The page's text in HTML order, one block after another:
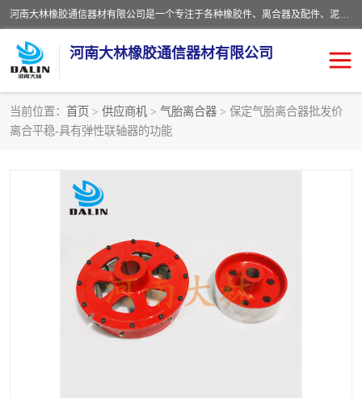
河南大林橡胶通信器材有限公司是一个专注于各种橡胶件、离合器及配件、泥浆泵及配件等产品设计制造和加工的企业。产品应用于矿山、冶金、石油、钢铁、化工、水泥、船舶、造纸、通用机械等各种大功率机械传动或制动装置。
河南大林橡胶通信器材有限公司
当前位置： 首页 > 供应商机 > 气胎离合器 > 保定气胎离合器批发价
离合平稳-具有弹性联轴器的功能
推盘离合器
VC离合器
PO隔膜离合器
泥浆泵空气包胶囊 气动元件
DY隔膜式离合器 CB离合器